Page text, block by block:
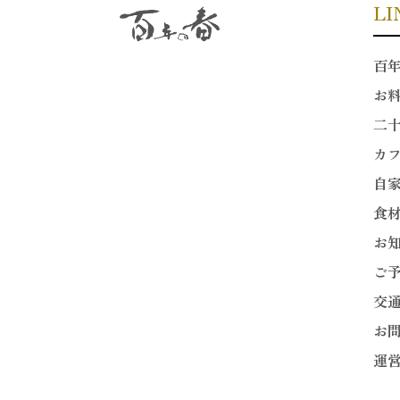
百
お
二
カ
自
食
お
ご
交
お
運